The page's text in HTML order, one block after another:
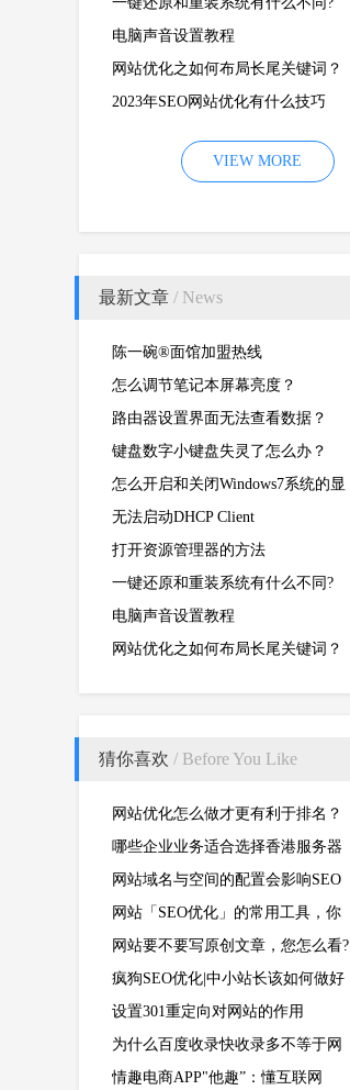
电脑声音设置教程
网站优化之如何布局长尾关键词？
2023年SEO网站优化有什么技巧
VIEW MORE
最新文章 / News
陈一碗®面馆加盟热线
怎么调节笔记本屏幕亮度？
路由器设置界面无法查看数据？
键盘数字小键盘失灵了怎么办？
怎么开启和关闭Windows7系统的显
卡硬件加速功能
无法启动DHCP Client
打开资源管理器的方法
一键还原和重装系统有什么不同?
电脑声音设置教程
网站优化之如何布局长尾关键词？
猜你喜欢 / Before You Like
网站优化怎么做才更有利于排名？
哪些企业业务适合选择香港服务器
建设网站？
网站域名与空间的配置会影响SEO
优化效果
网站「SEO优化」的常用工具，你
都用过哪些？
网站要不要写原创文章，您怎么看?
疯狗SEO优化|中小站长该如何做好
移动端SEO优化
设置301重定向对网站的作用
为什么百度收录快收录多不等于网
站权重高？
情趣电商APP"他趣”：懂互联网